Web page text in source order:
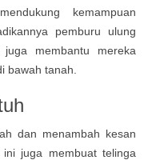
kemampuan
pemburu ulung
membantu mereka
bawah tanah.
dan menambah kesan
juga membuat telinga